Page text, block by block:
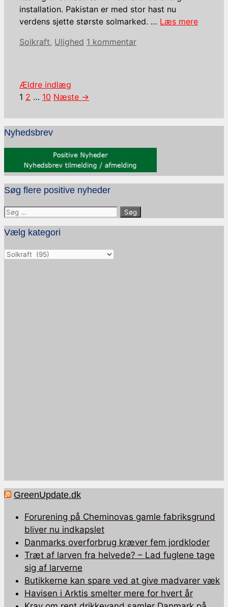
installation. Pakistan er med stor hast nu
verdens sjette største solmarked. … Læs mere
Kategorier
Solkraft, Ulighed 1 kommentar
Ældre indlæg
Side
1 Side
2 … Side
10 Næste →
Nyhedsbrev
Søg flere positive nyheder
Søg
efter:
Vælg kategori
Vælg
GreenUpdate.dk
Forurening på Cheminovas gamle fabriksgrund
bliver nu indkapslet
Danmarks overforbrug kræver fem jordkloder
Træt af larven fra helvede? – Lad fuglene tage
sig af larverne
Butikkerne kan spare ved at give madvarer væk
Havisen i Arktis smelter mere for hvert år